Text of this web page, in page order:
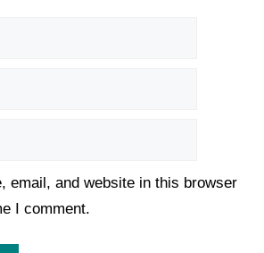
email, and website in this browser
I comment.